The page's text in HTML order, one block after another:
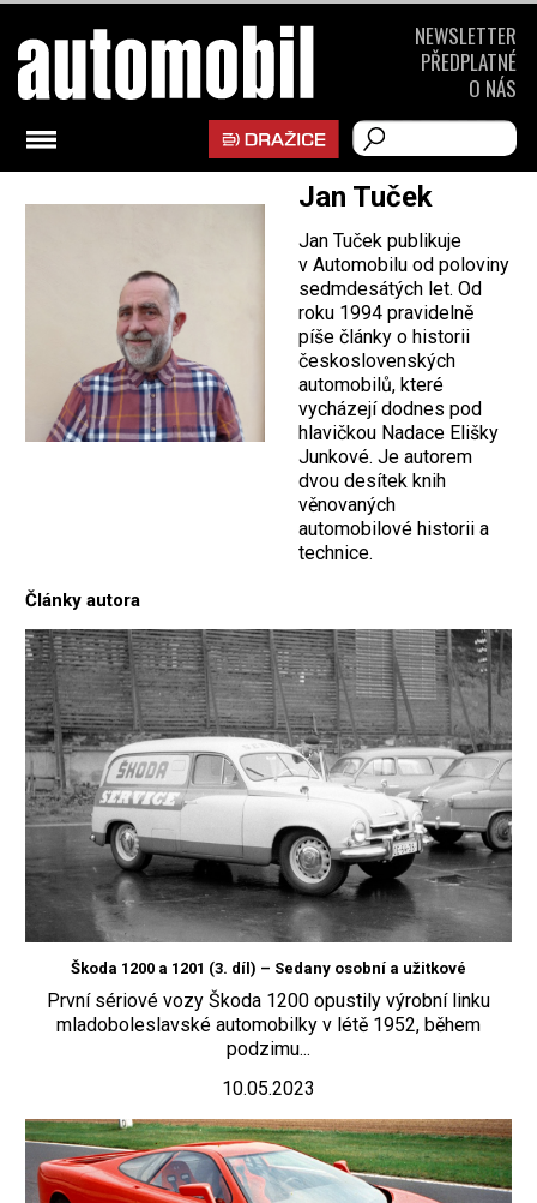
Jan Tuček
Jan Tuček publikuje
v Automobilu od poloviny
sedmdesátých let. Od
roku 1994 pravidelně
píše články o historii
československých
automobilů, které
vycházejí dodnes pod
hlavičkou Nadace Elišky
Junkové. Je autorem
dvou desítek knih
věnovaných
automobilové historii a
technice.
Články autora
Škoda 1200 a 1201 (3. díl) – Sedany osobní a užitkové
První sériové vozy Škoda 1200 opustily výrobní linku
mladoboleslavské automobilky v létě 1952, během
podzimu...
10.05.2023
NEWSLETTER
PŘEDPLATNÉ
O NÁS